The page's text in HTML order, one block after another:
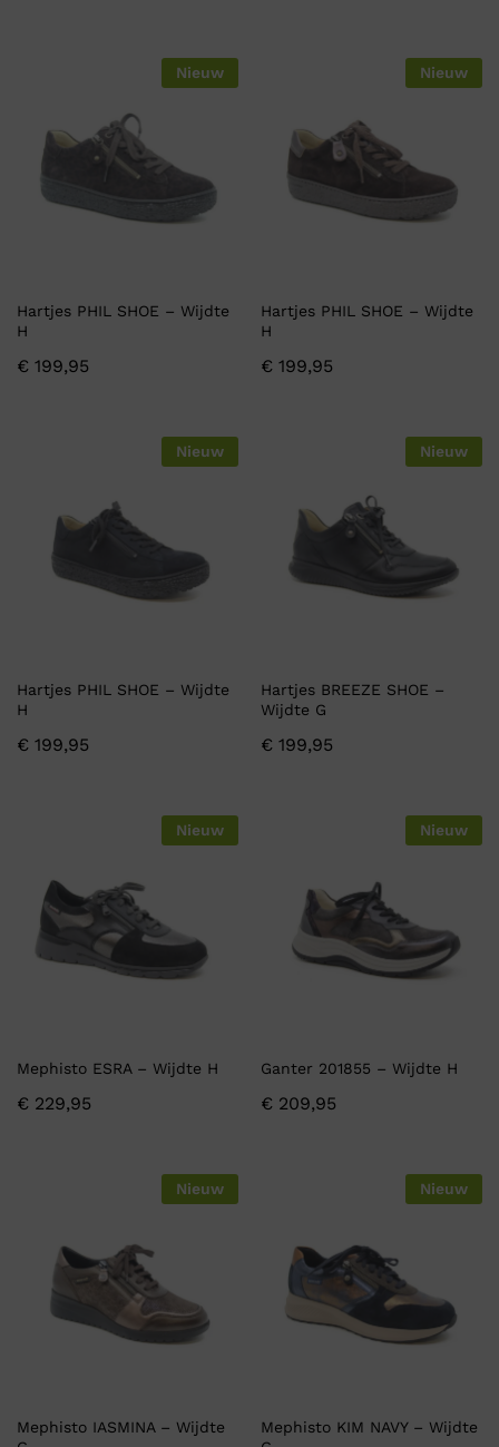
Nieuw
Hartjes PHIL SHOE – Wijdte
H
€ 199,95
Nieuw
Hartjes PHIL SHOE – Wijdte
H
€ 199,95
Nieuw
Hartjes PHIL SHOE – Wijdte
H
€ 199,95
Nieuw
Hartjes BREEZE SHOE –
Wijdte G
€ 199,95
Nieuw
Mephisto ESRA – Wijdte H
€ 229,95
Nieuw
Ganter 201855 – Wijdte H
€ 209,95
Nieuw
Mephisto IASMINA – Wijdte
Nieuw
Mephisto KIM NAVY – Wijdte